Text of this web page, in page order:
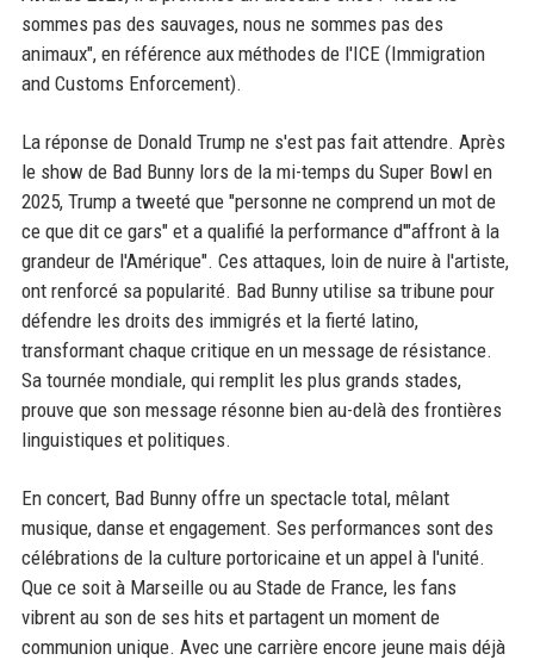
sommes pas des sauvages, nous ne sommes pas des
animaux", en référence aux méthodes de l'ICE (Immigration
and Customs Enforcement).
La réponse de Donald Trump ne s'est pas fait attendre. Après
le show de Bad Bunny lors de la mi-temps du Super Bowl en
2025, Trump a tweeté que "personne ne comprend un mot de
ce que dit ce gars" et a qualifié la performance d'"affront à la
grandeur de l'Amérique". Ces attaques, loin de nuire à l'artiste,
ont renforcé sa popularité. Bad Bunny utilise sa tribune pour
défendre les droits des immigrés et la fierté latino,
transformant chaque critique en un message de résistance.
Sa tournée mondiale, qui remplit les plus grands stades,
prouve que son message résonne bien au-delà des frontières
linguistiques et politiques.
En concert, Bad Bunny offre un spectacle total, mêlant
musique, danse et engagement. Ses performances sont des
célébrations de la culture portoricaine et un appel à l'unité.
Que ce soit à Marseille ou au Stade de France, les fans
vibrent au son de ses hits et partagent un moment de
communion unique. Avec une carrière encore jeune mais déjà